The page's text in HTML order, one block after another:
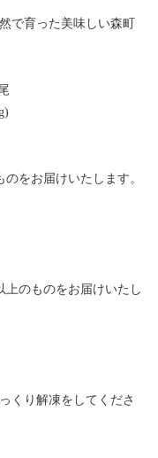
で育った美味しい森町
をお届けいたします。
のものをお届けいたし
くり解凍をしてくださ